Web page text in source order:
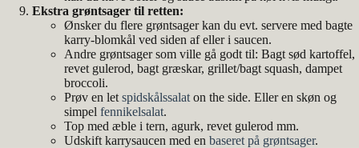
Ekstra grøntsager til retten:
Ønsker du flere grøntsager kan du evt. servere med bagte
karry-blomkål ved siden af eller i saucen.
Andre grøntsager som ville gå godt til: Bagt sød kartoffel,
revet gulerod, bagt græskar, grillet/bagt squash, dampet
broccoli.
Prøv en let spidskålssalat on the side. Eller en skøn og
simpel fennikelsalat.
Top med æble i tern, agurk, revet gulerod mm.
Udskift karrysaucen med en baseret på grøntsager.